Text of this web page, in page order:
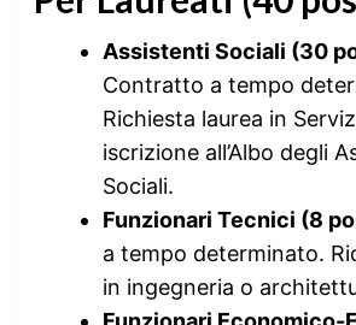
Assistenti Sociali (30
Contratto a tempo
Richiesta laurea in
iscrizione all’Albo degli
Sociali.
Funzionari Tecnici (8
a tempo determinato.
in ingegneria o